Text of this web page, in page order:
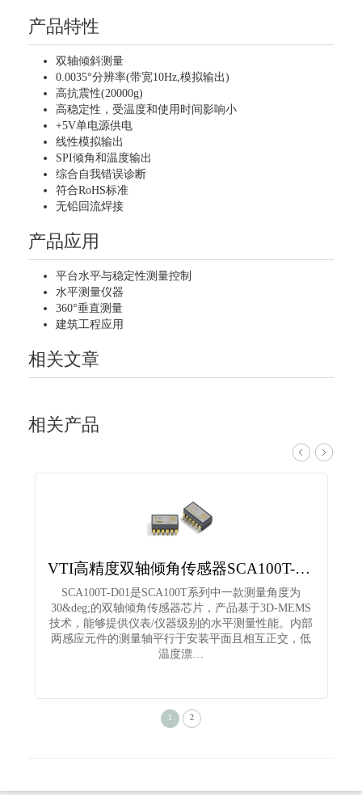
产品特性
双轴倾斜测量
0.0035°分辨率(带宽10Hz,模拟输出)
高抗震性(20000g)
高稳定性，受温度和使用时间影响小
+5V单电源供电
线性模拟输出
SPI倾角和温度输出
综合自我错误诊断
符合RoHS标准
无铅回流焊接
产品应用
平台水平与稳定性测量控制
水平测量仪器
360°垂直测量
建筑工程应用
相关文章
相关产品
VTI高精度双轴倾角传感器SCA100T-D01
SCA100T-D01是SCA100T系列中一款测量角度为
30&deg;的双轴倾角传感器芯片，产品基于3D-MEMS
技术，能够提供仪表/仪器级别的水平测量性能。内部
两感应元件的测量轴平行于安装平面且相互正交，低
温度漂…
1 2